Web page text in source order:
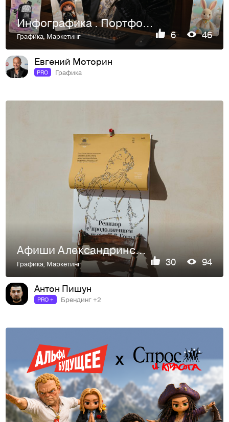
Инфографика . Портфолио.
Графика, Маркетинг 6 46
Евгений Моторин
PRO Графика
Афиши Александринского театра
Графика Маркетинг 30 94
Антон Пишун
PRO + Брендинг +2